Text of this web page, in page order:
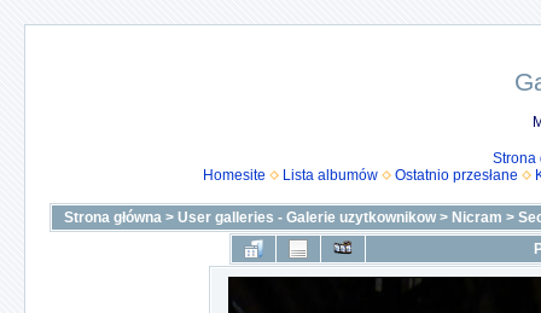
Strona
Homesite
Lista albumów Ostatnio przesłane
Strona główna > User galleries - Galerie uzytkownikow> Nicram >